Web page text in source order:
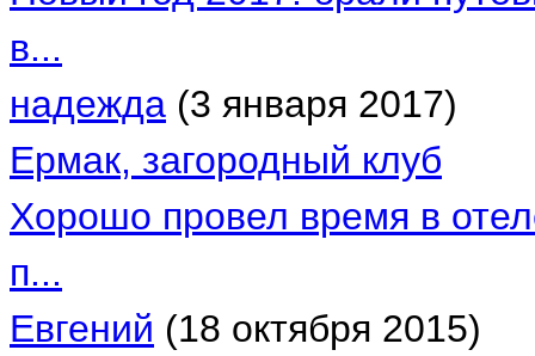
в...
надежда (3 января 2017)
Ермак, загородный клуб
Хорошо провел время в
п...
Евгений (18 октября 2015)